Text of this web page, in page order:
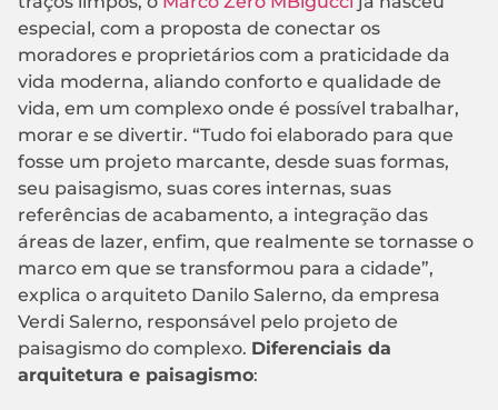
especial, com a proposta de conectar os
moradores e proprietários com a praticidade da
vida moderna, aliando conforto e qualidade de
vida, em um complexo onde é possível trabalhar,
morar e se divertir. “Tudo foi elaborado para que
fosse um projeto marcante, desde suas formas,
seu paisagismo, suas cores internas, suas
referências de acabamento, a integração das
áreas de lazer, enfim, que realmente se tornasse o
marco em que se transformou para a cidade”,
explica o arquiteto Danilo Salerno, da empresa
Verdi Salerno, responsável pelo projeto de
paisagismo do complexo. Diferenciais da
arquitetura e paisagismo: